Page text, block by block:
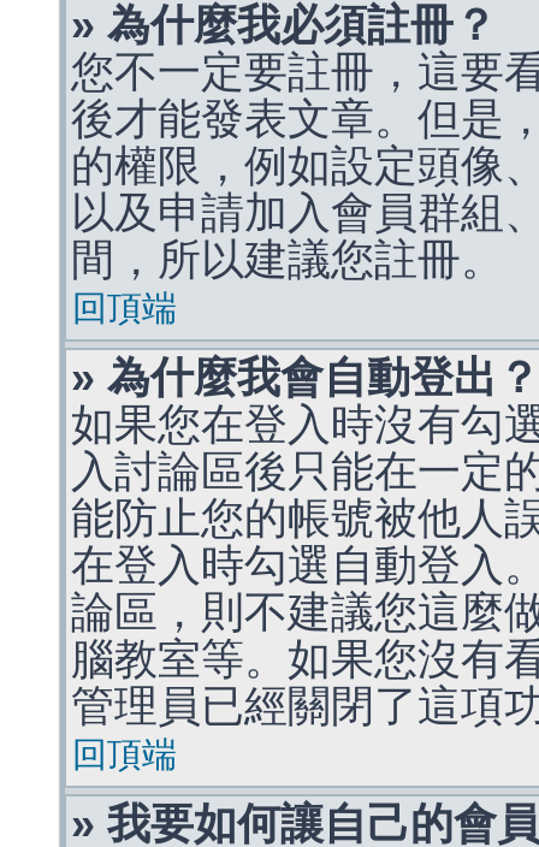
» 為什麼我必須註冊？
您不一定要註冊，這要
後才能發表文章。但是
的權限，例如設定頭像
以及申請加入會員群組
間，所以建議您註冊。
回頂端
» 為什麼我會自動登出？
如果您在登入時沒有勾
入討論區後只能在一定
能防止您的帳號被他人
在登入時勾選自動登入
論區，則不建議您這麼
腦教室等。如果您沒有
管理員已經關閉了這項
回頂端
» 我要如何讓自己的會